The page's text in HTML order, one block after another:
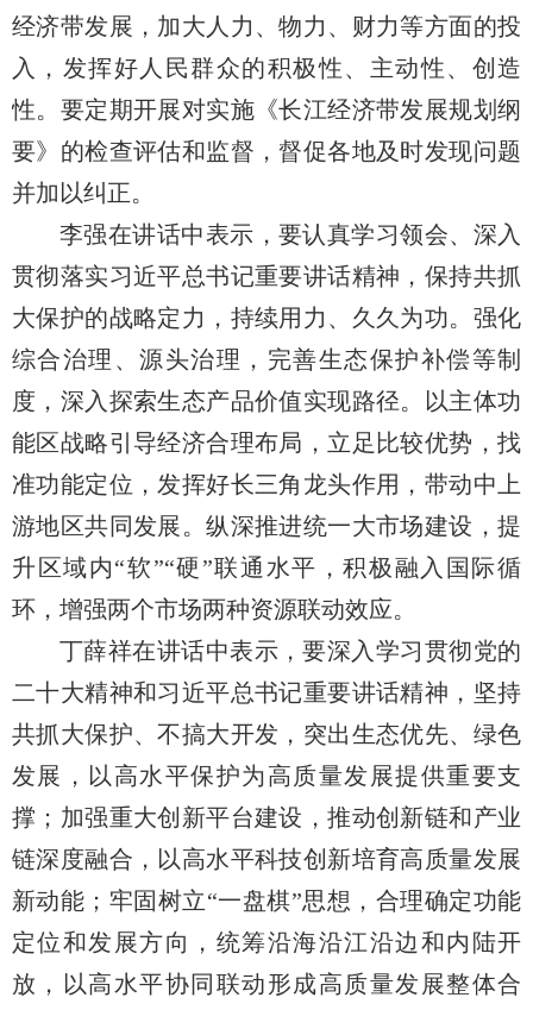
经济带发展，加大人力、物力、财力等方面的投
入，发挥好人民群众的积极性、主动性、创造
性。要定期开展对实施《长江经济带发展规划纲
要》的检查评估和监督，督促各地及时发现问题
并加以纠正。
李强在讲话中表示，要认真学习领会、深入
贯彻落实习近平总书记重要讲话精神，保持共抓
大保护的战略定力，持续用力、久久为功。强化
综合治理、源头治理，完善生态保护补偿等制
度，深入探索生态产品价值实现路径。以主体功
能区战略引导经济合理布局，立足比较优势，找
准功能定位，发挥好长三角龙头作用，带动中上
游地区共同发展。纵深推进统一大市场建设，提
升区域内“软”“硬”联通水平，积极融入国际循
环，增强两个市场两种资源联动效应。
丁薛祥在讲话中表示，要深入学习贯彻党的
二十大精神和习近平总书记重要讲话精神，坚持
共抓大保护、不搞大开发，突出生态优先、绿色
发展，以高水平保护为高质量发展提供重要支
撑；加强重大创新平台建设，推动创新链和产业
链深度融合，以高水平科技创新培育高质量发展
新动能；牢固树立“一盘棋”思想，合理确定功能
定位和发展方向，统筹沿海沿江沿边和内陆开
放，以高水平协同联动形成高质量发展整体合